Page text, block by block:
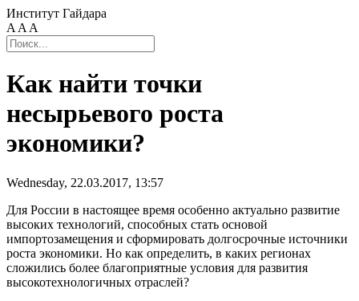
Институт Гайдара
A A A
Как найти точки
несырьевого роста
экономики?
Wednesday, 22.03.2017, 13:57
Для России в настоящее время особенно актуально развитие
высоких технологий, способных стать основой
импортозамещения и сформировать долгосрочные источники
роста экономики. Но как определить, в каких регионах
сложились более благоприятные условия для развития
высокотехнологичных отраслей?